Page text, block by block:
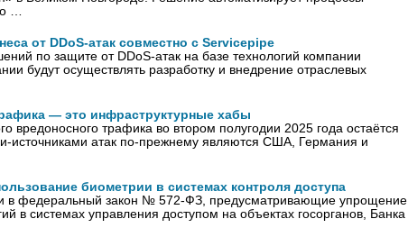
…
от DDoS-атак совместно с Servicepipe
по защите от DDoS-атак на базе технологий компании
будут осуществлять разработку и внедрение отраслевых
— это инфраструктурные хабы
вредоносного трафика во втором полугодии 2025 года остаётся
источниками атак по-прежнему являются США, Германия и
биометрии в системах контроля доступа
в федеральный закон № 572-ФЗ, предусматривающие упрощение
в системах управления доступом на объектах госорганов, Банка